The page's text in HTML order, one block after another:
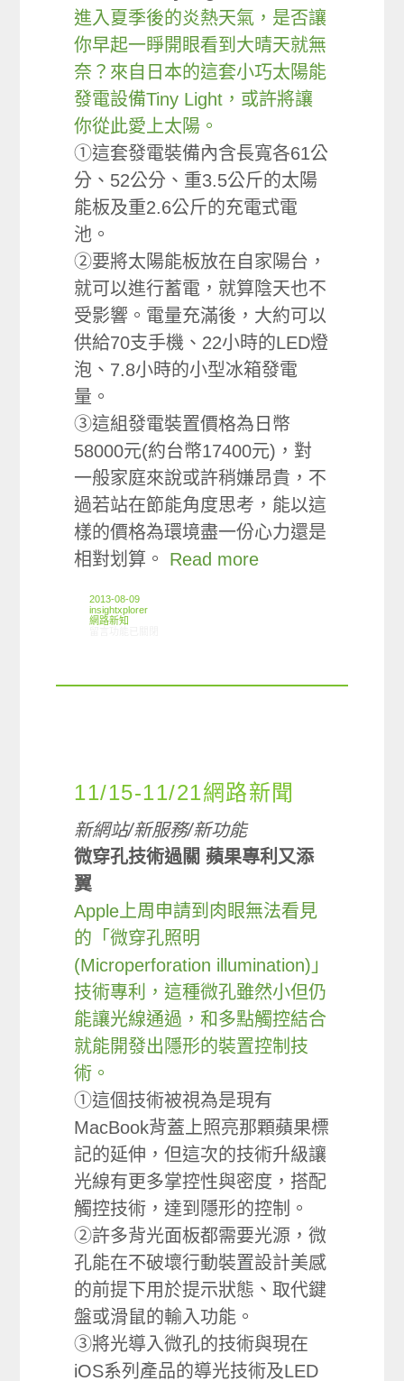
進入夏季後的炎熱天氣，是否讓
你早起一睜開眼看到大晴天就無
奈？來自日本的這套小巧太陽能
發電設備Tiny Light，或許將讓
你從此愛上太陽。
①這套發電裝備內含長寬各61公
分、52公分、重3.5公斤的太陽
能板及重2.6公斤的充電式電
池。
②要將太陽能板放在自家陽台，
就可以進行蓄電，就算陰天也不
受影響。電量充滿後，大約可以
供給70支手機、22小時的LED燈
泡、7.8小時的小型冰箱發電
量。
③這組發電裝置價格為日幣
58000元(約台幣17400元)，對
一般家庭來說或許稍嫌昂貴，不
過若站在節能角度思考，能以這
樣的價格為環境盡一份心力還是
相對划算。 Read more
2013-08-09
insightxplorer
網路新知
11/15-11/21網路新聞
新網站/新服務/新功能
微穿孔技術過關 蘋果專利又添
翼
Apple上周申請到肉眼無法看見
的「微穿孔照明
(Microperforation illumination)」
技術專利，這種微孔雖然小但仍
能讓光線通過，和多點觸控結合
就能開發出隱形的裝置控制技
術。
①這個技術被視為是現有
MacBook背蓋上照亮那顆蘋果標
記的延伸，但這次的技術升級讓
光線有更多掌控性與密度，搭配
觸控技術，達到隱形的控制。
②許多背光面板都需要光源，微
孔能在不破壞行動裝置設計美感
的前提下用於提示狀態、取代鍵
盤或滑鼠的輸入功能。
③將光導入微孔的技術與現在
iOS系列產品的導光技術及LED